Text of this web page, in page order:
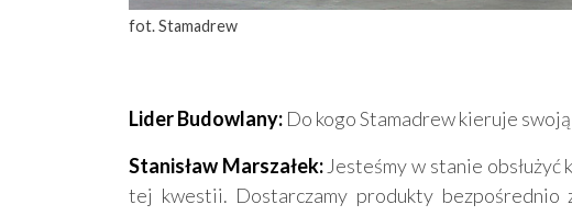
fot. Stamadrew
Lider Budowlany: Do kogo Stamadrew kieruje
Stanisław Marszałek: Jesteśmy w stanie
tej kwestii. Dostarczamy produkty bezpośrednio